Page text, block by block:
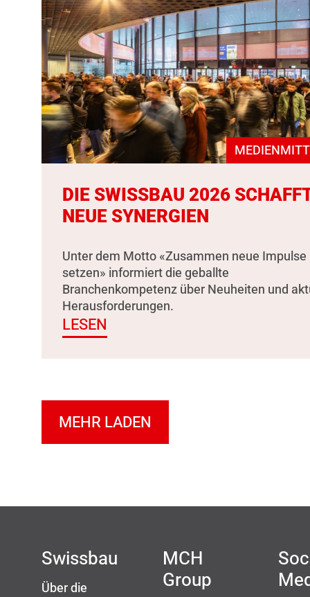
DIE SWISSBAU 2026
NEUE SYNERGIEN
Unter dem Motto «Zusammen neue Impulse
setzen» informiert die geballte
Branchenkompetenz über Neuheiten und
Herausforderungen.
LESEN
MEHR LADEN
Swissbau
Über die
MCH
Group